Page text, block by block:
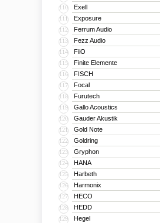
110 Exell
111 Exposure
112 Ferrum Audio
113 Fezz Audio
114 FiiO
115 Finite Elemente
116 FISCH
117 Focal
118 Furutech
119 Gallo Acoustics
120 Gauder Akustik
121 Gold Note
122 Goldring
123 Gryphon
124 HANA
125 Harbeth
126 Harmonix
127 HECO
128 HEDD
129 Hegel